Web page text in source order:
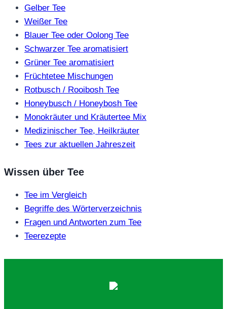
Gelber Tee
Weißer Tee
Blauer Tee oder Oolong Tee
Schwarzer Tee aromatisiert
Grüner Tee aromatisiert
Früchtetee Mischungen
Rotbusch / Rooibosh Tee
Honeybusch / Honeybosh Tee
Monokräuter und Kräutertee Mix
Medizinischer Tee, Heilkräuter
Tees zur aktuellen Jahreszeit
Wissen über Tee
Tee im Vergleich
Begriffe des Wörterverzeichnis
Fragen und Antworten zum Tee
Teerezepte